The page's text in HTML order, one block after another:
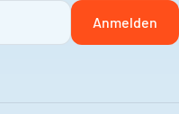
Anmelden